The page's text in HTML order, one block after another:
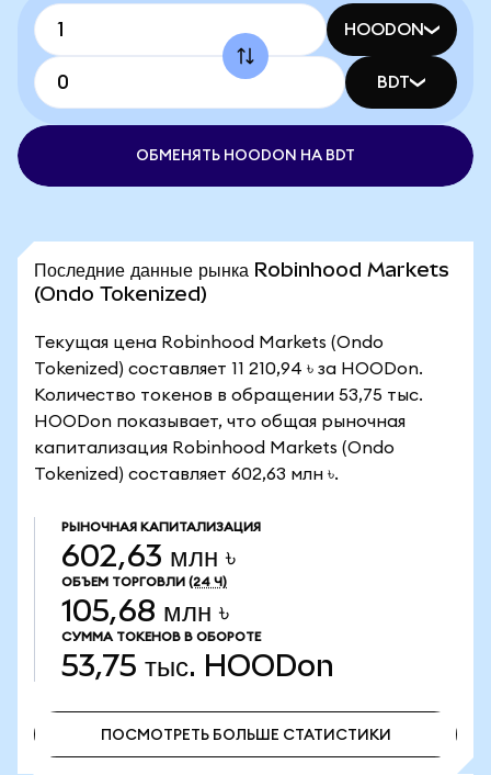
HOODON
BDT
ОБМЕНЯТЬ HOODON НА BDT
Последние данные рынка Robinhood Markets
(Ondo Tokenized)
Текущая цена Robinhood Markets (Ondo
Tokenized) составляет 11 210,94 ৳ за HOODon.
Количество токенов в обращении 53,75 тыс.
HOODon показывает, что общая рыночная
капитализация Robinhood Markets (Ondo
Tokenized) составляет 602,63 млн ৳.
РЫНОЧНАЯ КАПИТАЛИЗАЦИЯ
602,63 млн ৳
ОБЪЕМ ТОРГОВЛИ (24 Ч)
105,68 млн ৳
СУММА ТОКЕНОВ В ОБОРОТЕ
53,75 тыс. HOODon
ПОСМОТРЕТЬ БОЛЬШЕ СТАТИСТИКИ